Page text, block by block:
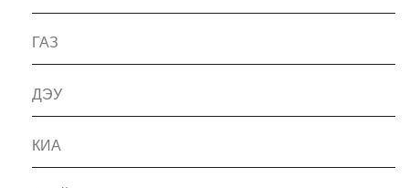
ГАЗ
ДЭУ
КИА